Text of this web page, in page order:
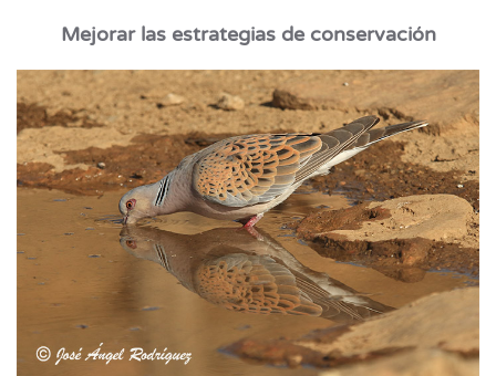
Mejorar las estrategias de conservación